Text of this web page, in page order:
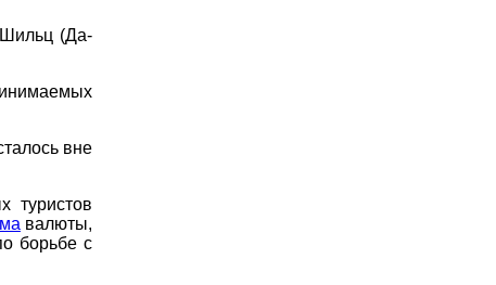
Шильц (Да-
вне
туристов
валюты,
борьбе с